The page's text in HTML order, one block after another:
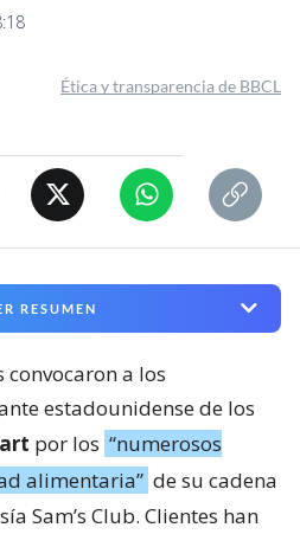
Ética y transparencia de BBCL
RESUMEN
convocaron a los
estadounidense de los
por los “numerosos
alimentaria” de su cadena
Sam’s Club. Clientes han